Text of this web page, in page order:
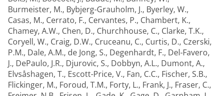
Burmeister, M., Bybjerg-Grauholm, J., Byerley, W.,
Casas, M., Cerrato, F., Cervantes, P., Chambert, K.,
Chamey, A.W., Chen, D., Churchhouse, C., Clarke, T.K.,
Coryell, W., Craig, D.W., Cruceanu, C., Curtis, D., Czerski,
P.M., Dale, A.M., de Jong, S., Degenhardt, F., Del-Favero,
J., DePaulo, J.R., Djurovic, S., Dobbyn, A.L., Dumont, A.,
Elvsåshagen, T., Escott-Price, V., Fan, C.C., Fischer, S.B.,
Flickinger, M., Foroud, T.M., Forty, L., Frank, J., Fraser, C.,